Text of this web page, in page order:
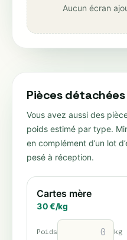
Aucun écran
Pièces
Vous avez aussi des
poids estimé par type.
en complément d’un lot
pesé à réception.
Cartes mère
30€/kg
Poids kg